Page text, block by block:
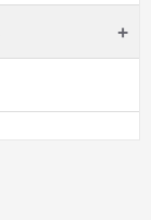
+